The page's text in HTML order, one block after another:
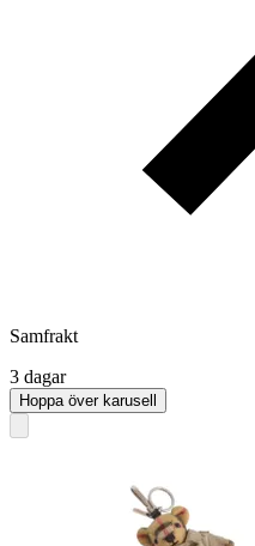
Samfrakt
3 dagar
Hoppa över karusell